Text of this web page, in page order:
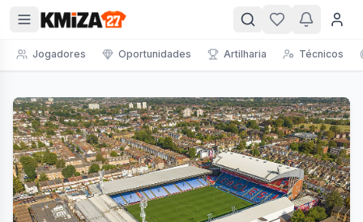
Jogadores Oportunidades Artilharia Técnicos